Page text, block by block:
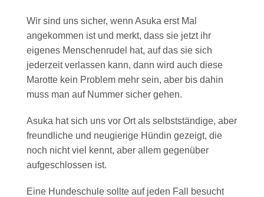
Wir sind uns sicher, wenn Asuka erst Mal
angekommen ist und merkt, dass sie jetzt ihr
eigenes Menschenrudel hat, auf das sie sich
jederzeit verlassen kann, dann wird auch diese
Marotte kein Problem mehr sein, aber bis dahin
muss man auf Nummer sicher gehen.
Asuka hat sich uns vor Ort als selbstständige, aber
freundliche und neugierige Hündin gezeigt, die
noch nicht viel kennt, aber allem gegenüber
aufgeschlossen ist.
Eine Hundeschule sollte auf jeden Fall besucht